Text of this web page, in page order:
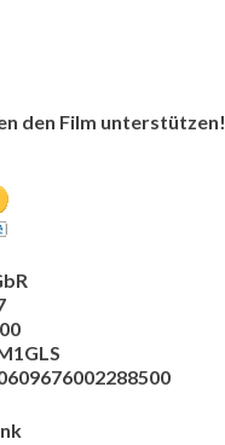
den Film unterstützen!